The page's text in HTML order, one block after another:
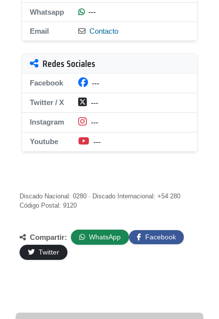
Whatsapp ---
Email Contacto
Redes Sociales
Facebook ---
Twitter / X ---
Instagram ---
Youtube ---
Discado Nacional: 0280 · Discado Internacional: +54 280
Código Postal: 9120
Compartir: WhatsApp
Facebook
Twitter